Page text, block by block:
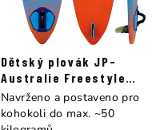
Dětský plovák JP-
Australie Freestyle
Young Gun
Navrženo a postaveno pro
kohokoli do max. ~50